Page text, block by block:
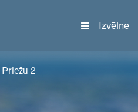
Izvēlne
Priežu 2